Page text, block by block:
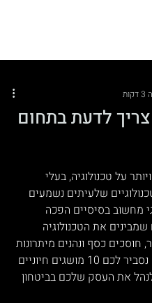
לדעת בתחום
על טכנולוגיה, בעלי
שלעיתים נשמעים
מחשוב בסיסיים הפכה
את הטכנולוגיה
כסף ונהנים מיתרונות
תחרותיים משמעותיים. במאמר זה נסביר לכם 10 מושגים חיוניים
את העסק שלכם בביטחון